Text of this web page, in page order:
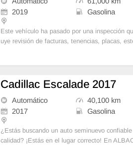
2019
Gasolina
Este vehículo ha pasado por una inspección
uye revisión de facturas, tenencias, placas,
Cadillac Escalade 2017
Automático
40,100 km
2017
Gasolina
¿Estás buscando un auto seminuevo
calidad? ¡Estás en el lugar correcto! En